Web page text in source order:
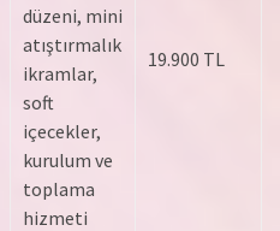
düzeni, mini
atıştırmalık
ikramlar,
soft
içecekler,
kurulum ve
toplama
hizmeti
19.900 TL